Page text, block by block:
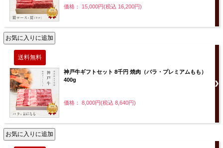
価格： 15,000円(税込 16,200円)
神戸牛ギフトセット 8千円 焼肉（バラ・プレミアムもも）
400g
価格： 8,000円(税込 8,640円)